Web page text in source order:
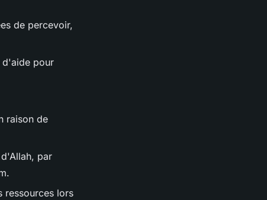
de percevoir,
d'aide pour
raison de
par
ressources lors